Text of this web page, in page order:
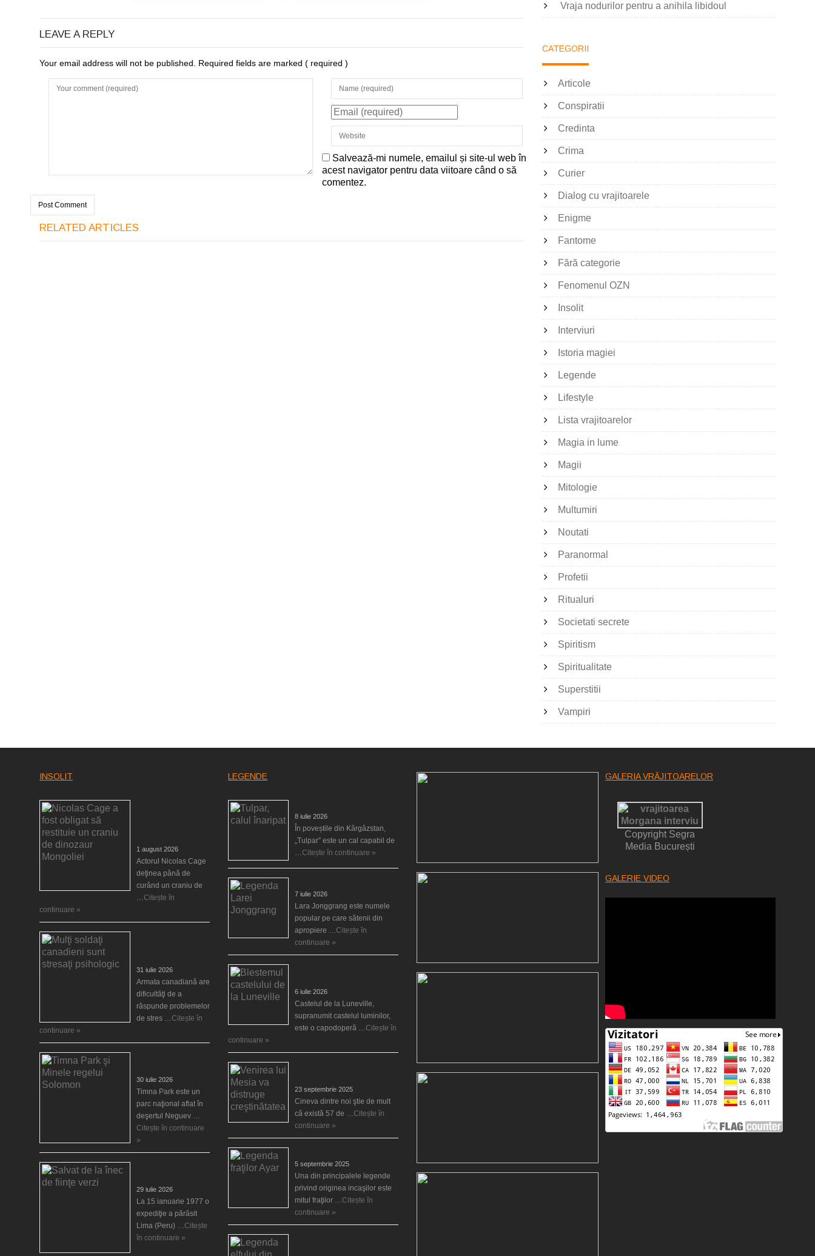
LEAVE A REPLY
Your email address will not be published. Required fields are marked ( required )
Salvează-mi numele, emailul și site-ul web în
acest navigator pentru data viitoare când o să
comentez.
RELATED ARTICLES
Vraja nodurilor pentru a anihila libidoul
CATEGORII
Articole
Conspiratii
Credinta
Crima
Curier
Dialog cu vrajitoarele
Enigme
Fantome
Fără categorie
Fenomenul OZN
Insolit
Interviuri
Istoria magiei
Legende
Lifestyle
Lista vrajitoarelor
Magia in lume
Magii
Mitologie
Multumiri
Noutati
Paranormal
Profetii
Ritualuri
Societati secrete
Spiritism
Spiritualitate
Superstitii
Vampiri
INSOLIT
1 august 2026
Actorul Nicolas Cage
deţinea până de
curând un craniu de
…Citește în
continuare »
31 iulie 2026
Armata canadiană are
dificultăţi de a
răspunde problemelor
de stres …Citește în
continuare »
30 iulie 2026
Timna Park este un
parc naţional aflat în
deşertul Neguev …
Citește în continuare
»
29 iulie 2026
La 15 ianuarie 1977 o
expediţie a părăsit
Lima (Peru) …Citește
în continuare »
LEGENDE
8 iulie 2026
În poveștile din Kârgâzstan,
„Tulpar” este un cal capabil de
…Citește în continuare »
7 iulie 2026
Lara Jonggrang este numele
popular pe care sătenii din
apropiere …Citește în
continuare »
6 iulie 2026
Castelul de la Luneville,
supranumit castelul luminilor,
este o capodoperă …Citește în
continuare »
23 septembrie 2025
Cineva dintre noi ştie de mult
că există 57 de …Citește în
continuare »
5 septembrie 2025
Una din principalele legende
privind originea incaşilor este
mitul fraţilor …Citește în
continuare »
GALERIA VRĂJITOARELOR
Copyright Segra
Media București
GALERIE VIDEO